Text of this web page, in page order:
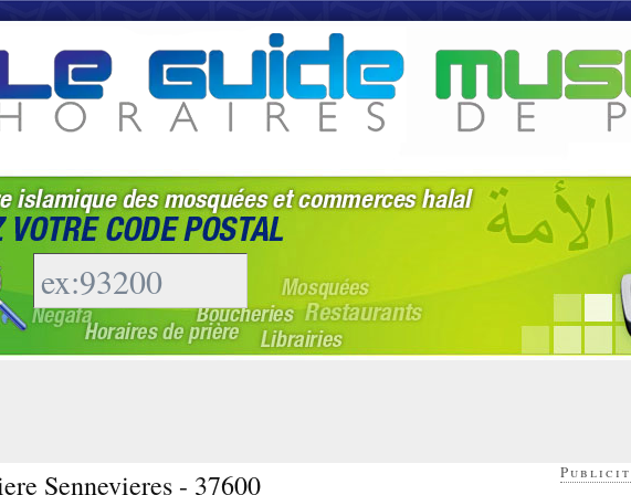
Sennevieres - 37600